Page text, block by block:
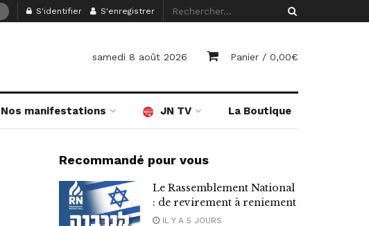
S'identifier S'enregistrer
samedi 8 août 2026 Panier / 0,00€
Nos manifestations JN TV La Boutique
Recommandé pour vous
Le Rassemblement National
: de revirement à reniement
IL Y A 5 JOURS